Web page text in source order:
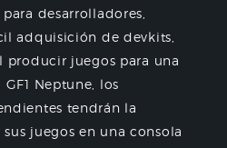
desarrolladores,
adquisición de devkits,
producir juegos para una
Neptune, los
tendrán la
juegos en una consola